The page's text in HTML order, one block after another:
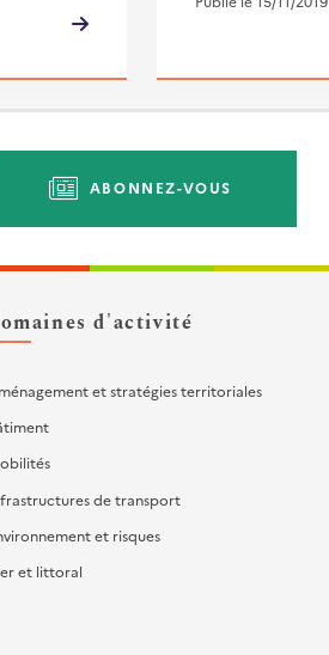
ABONNEZ-VOUS
d'activité
et stratégies territoriales
de transport
et risques
et littoral